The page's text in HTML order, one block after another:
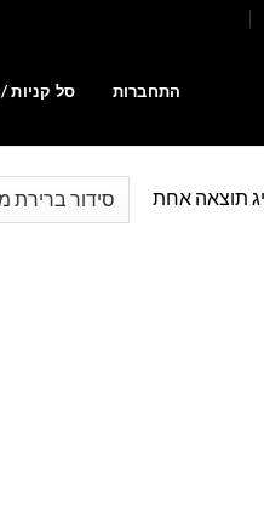
התחברות סל קניות /
תוצאה אחת